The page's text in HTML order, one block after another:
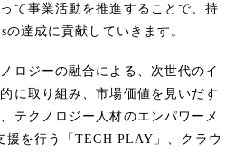
て事業活動を推進することで、持
達成に貢献していきます。
ロジーの融合による、次世代のイ
に取り組み、市場価値を見いだす
テクノロジー人材のエンパワーメ
援を行う「TECH PLAY」、クラウ